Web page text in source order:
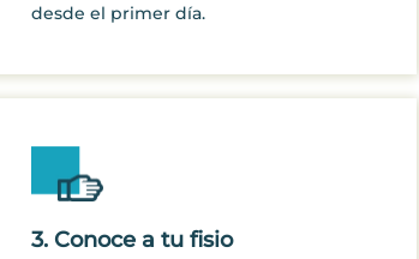
desde el primer día.
3. Conoce a tu fisio